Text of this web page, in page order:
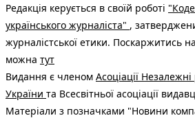
Редакція керується в своїй роботі
українського журналіста" ,
журналістської етики. Поскаржитись
можна тут
Видання є членом Асоціації
України та Всесвітньої асоціації
Матеріали з позначками "Новини